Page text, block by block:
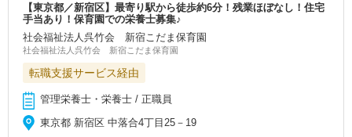
【東京都／新宿区】最寄り駅から徒歩約6分！残業ほぼなし！住宅
手当あり！保育園での栄養士募集♪
社会福祉法人呉竹会 新宿こだま保育園
社会福祉法人呉竹会 新宿こだま保育園
転職支援サービス経由
管理栄養士・栄養士 / 正職員
東京都 新宿区 中落合4丁目25－19